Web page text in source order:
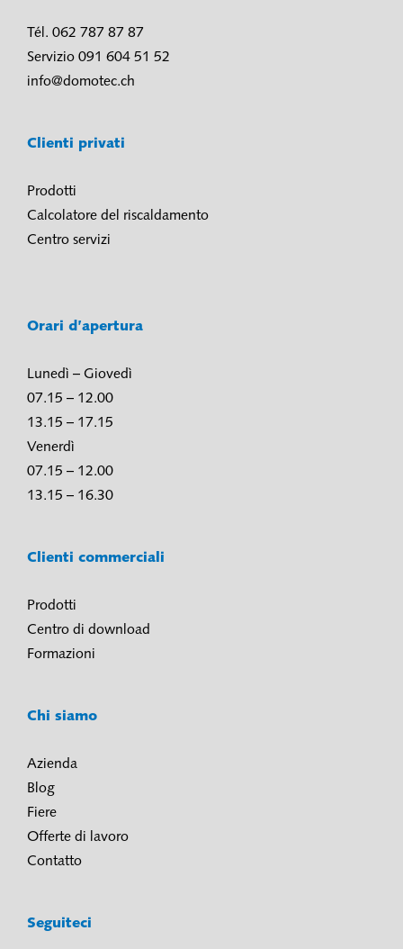
Tél. 062 787 87 87
Servizio 091 604 51 52
info@domotec.ch
Clienti privati
Prodotti
Calcolatore del riscaldamento
Centro servizi
Orari d’apertura
Lunedì – Giovedì
07.15 – 12.00
13.15 – 17.15
Venerdì
07.15 – 12.00
13.15 – 16.30
Clienti commerciali
Prodotti
Centro di download
Formazioni
Chi siamo
Azienda
Blog
Fiere
Offerte di lavoro
Contatto
Seguiteci